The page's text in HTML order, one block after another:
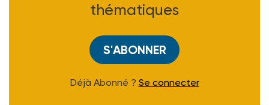
thématiques
S'ABONNER
Déjà Abonné ? Se connecter